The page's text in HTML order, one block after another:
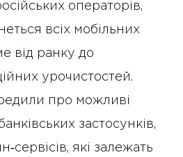
операторів,
всіх мобільних
від ранку до
урочистостей.
про можливі
застосунків,
які залежать